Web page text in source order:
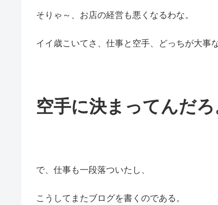
そりゃ～、お店の経営も悪くなるわな。
イイ歳こいてさ、仕事と空手、どっちが大事
空手に決まってんだろ
で、仕事も一段落ついたし、
こうしてまたブログを書くのである。